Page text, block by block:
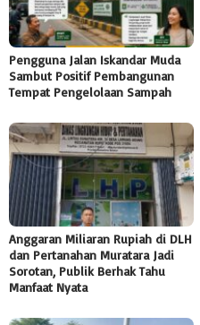
Pengguna Jalan Iskandar Muda
Sambut Positif Pembangunan
Tempat Pengelolaan Sampah
Anggaran Miliaran Rupiah di DLH
dan Pertanahan Muratara Jadi
Sorotan, Publik Berhak Tahu
Manfaat Nyata